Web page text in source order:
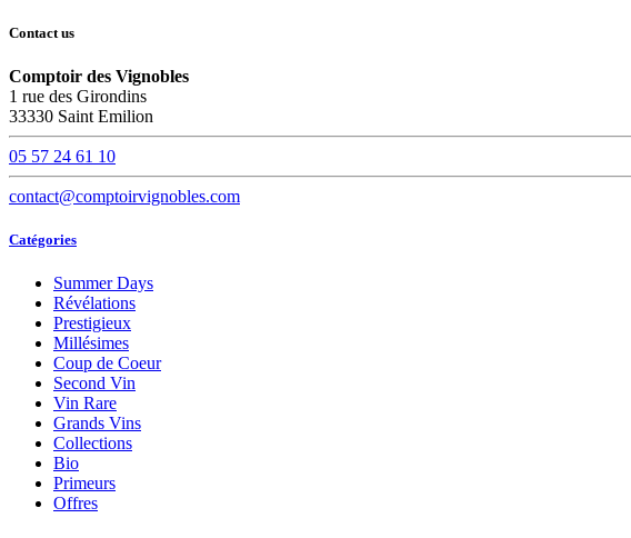
Contact us
Comptoir des Vignobles
1 rue des Girondins
33330 Saint Emilion
05 57 24 61 10
contact@comptoirvignobles.com
Catégories
Summer Days
Révélations
Prestigieux
Millésimes
Coup de Coeur
Second Vin
Vin Rare
Grands Vins
Collections
Bio
Primeurs
Offres